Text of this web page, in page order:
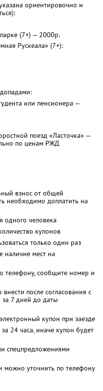
ориентировочно и
(7+) — 2000р.
Рускеала» (7+):
или пенсионера —
поезд «Ласточка» —
по ценам РЖД
взнос от общей
необходимо доплатить на
одного человека
купонов
только один раз
наличие мест на
телефону, сообщите номер и
после согласования с
7 дней до даты
купон при заезде
24 часа, иначе купон будет
спецпредложениями
уточнить по телефону